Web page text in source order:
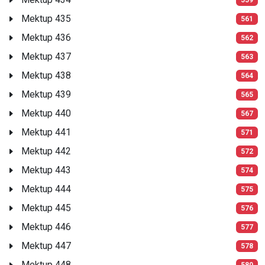
Mektup 435 561
Mektup 436 562
Mektup 437 563
Mektup 438 564
Mektup 439 565
Mektup 440 567
Mektup 441 571
Mektup 442 572
Mektup 443 574
Mektup 444 575
Mektup 445 576
Mektup 446 577
Mektup 447 578